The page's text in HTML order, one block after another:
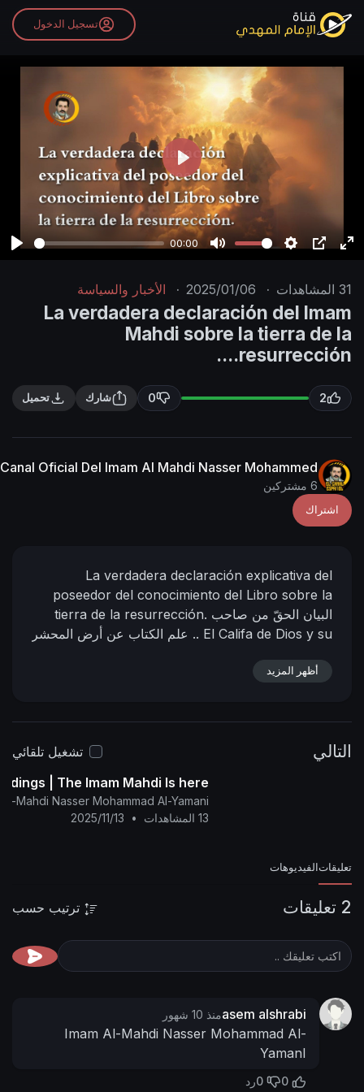
تسجيل الدخول
00:00
u
t
e
t
t
i
g
P
n
t
e
r
u
l
c
r
e
P
l
a
y
31 المشاهدات ·
2025/01/06
· الأخبار والسياسة
La verdadera declaración del Imam
Mahdi sobre la tierra de la
resurrección....
2
0 شارك تحميل
Canal Oficial Del Imam Al Mahdi Nasser Mohammed
6 مشتركين
اشتراك
La verdadera declaración explicativa del
poseedor del conocimiento del Libro sobre la
tierra de la resurrección. البيان الحقّ من صاحب
علم الكتاب عن أرض المحشر .. El Califa de Dios y su
28 - 05 - 2009 D.C
أظهر المزيد
التالي
تشغيل تلقائي
| The Imam Mahdi Is here
Mahdi Nasser Mohammad Al-Yamani
13 المشاهدات
•
2025/11/13
تعليقات الفيديوهات
2 تعليقات ترتيب حسب
asem alshrabiمنذ 10 شهور
Imam Al-Mahdi Nasser Mohammad Al-
YamanI
0
0رد